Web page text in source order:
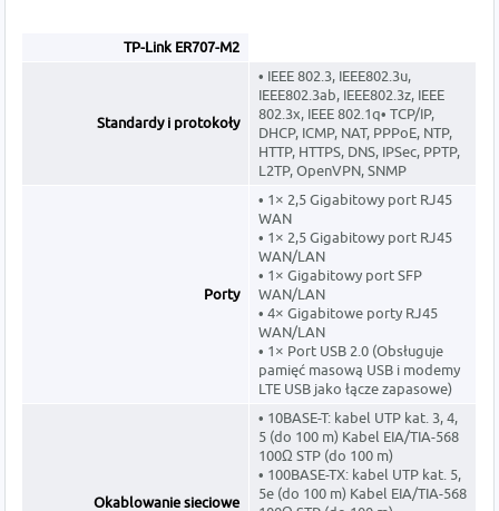
TP-Link ER707-M2
Standardy i protokoły
• IEEE 802.3, IEEE802.3u,
IEEE802.3ab, IEEE802.3z, IEEE
802.3x, IEEE 802.1q• TCP/IP,
DHCP, ICMP, NAT, PPPoE, NTP,
HTTP, HTTPS, DNS, IPSec, PPTP,
L2TP, OpenVPN, SNMP
Porty
• 1× 2,5 Gigabitowy port RJ45
WAN
• 1× 2,5 Gigabitowy port RJ45
WAN/LAN
• 1× Gigabitowy port SFP
WAN/LAN
• 4× Gigabitowe porty RJ45
WAN/LAN
• 1× Port USB 2.0 (Obsługuje
pamięć masową USB i modemy
LTE USB jako łącze zapasowe)
Okablowanie sieciowe
• 10BASE-T: kabel UTP kat. 3, 4,
5 (do 100 m) Kabel EIA/TIA-568
100Ω STP (do 100 m)
• 100BASE-TX: kabel UTP kat. 5,
5e (do 100 m) Kabel EIA/TIA-568